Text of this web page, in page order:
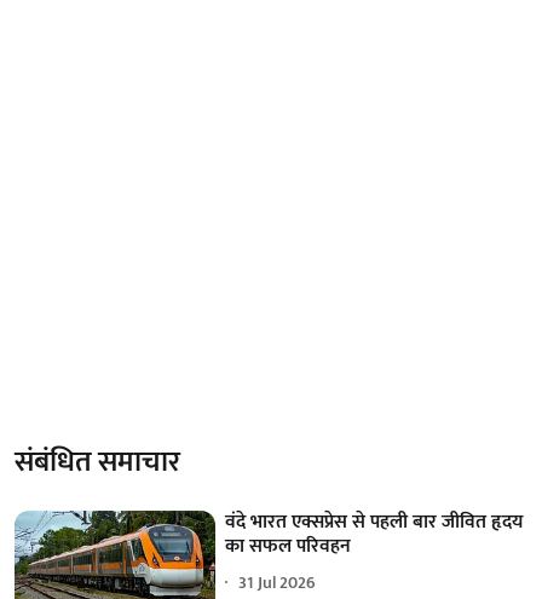
संबंधित समाचार
वंदे भारत एक्सप्रेस से पहली बार जीवित हृदय
का सफल परिवहन
31 Jul 2026